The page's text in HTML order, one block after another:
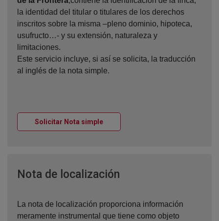
la identidad del titular o titulares de los derechos
inscritos sobre la misma –pleno dominio, hipoteca,
usufructo…- y su extensión, naturaleza y
limitaciones.
Este servicio incluye, si así se solicita, la traducción
al inglés de la nota simple.
Solicitar Nota simpleVentana nueva
Nota de localización
La nota de localización proporciona información
meramente instrumental que tiene como objeto